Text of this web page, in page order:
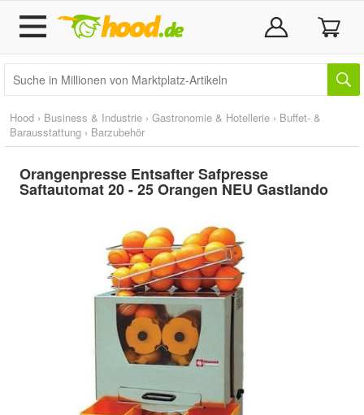
Hood › Business & Industrie › Gastronomie & Hotellerie › Buffet- &
Barausstattung › Barzubehör
Orangenpresse Entsafter Safpresse
Saftautomat 20 - 25 Orangen NEU Gastlando